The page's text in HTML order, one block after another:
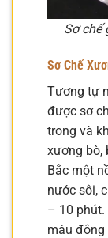
Sơ chế
Sơ Chế
Tương tự
được sơ
trong và
xương bò,
Bắc một
nước sôi,
– 10 phút.
máu đông